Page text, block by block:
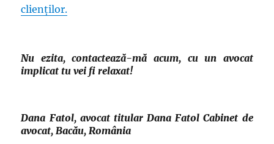
clienților.
Nu ezita, contactează-mă acum, cu un avocat
implicat tu vei fi relaxat!
Dana Fatol, avocat titular Dana Fatol Cabinet de
avocat, Bacău, România